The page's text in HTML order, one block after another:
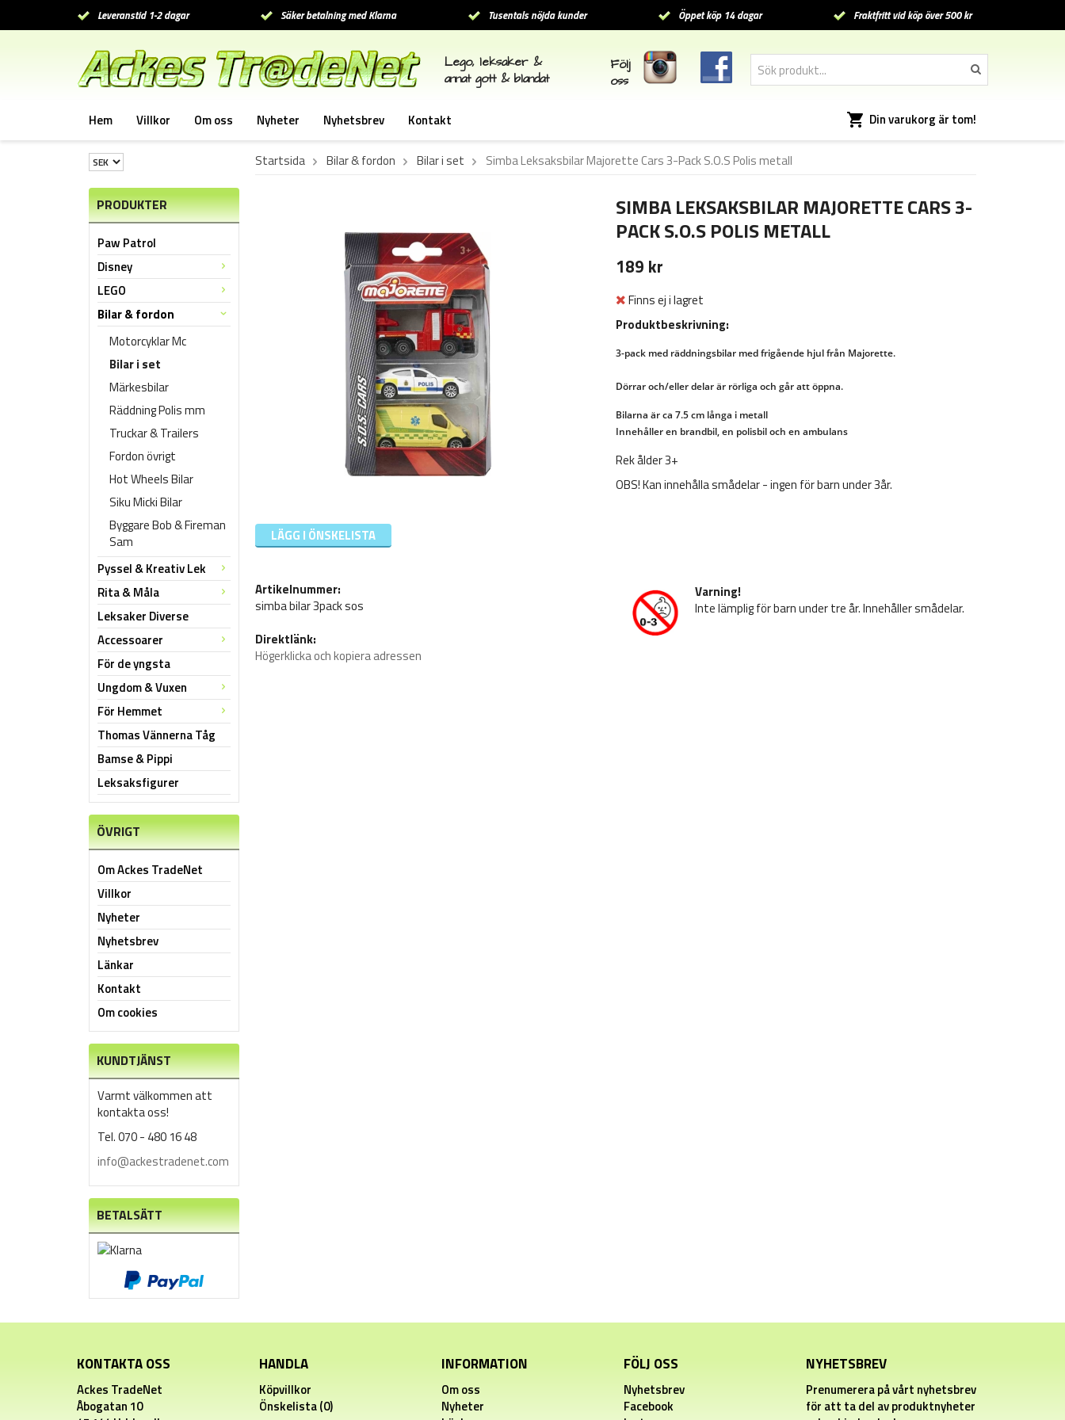
Leveranstid 1-2 dagar Säker betalning med Klarna Tusentals nöjda kunder Öppet köp 14 dagar Fraktfritt vid köp över 500 kr
Lego, leksaker &
annat gott & blandat
Följ
oss
Hem Villkor Om oss Nyheter Nyhetsbrev Kontakt Din varukorg är tom!
PRODUKTER
Paw Patrol
Disney
LEGO
Bilar & fordon
Motorcyklar Mc
Bilar i set
Märkesbilar
Räddning Polis mm
Truckar & Trailers
Fordon övrigt
Hot Wheels Bilar
Siku Micki Bilar
Byggare Bob & Fireman
Sam
Pyssel & Kreativ Lek
Rita & Måla
Leksaker Diverse
Accessoarer
För de yngsta
Ungdom & Vuxen
För Hemmet
Thomas Vännerna Tåg
Bamse & Pippi
Leksaksfigurer
ÖVRIGT
Om Ackes TradeNet
Villkor
Nyheter
Nyhetsbrev
Länkar
Kontakt
Om cookies
KUNDTJÄNST
Varmt välkommen att
kontakta oss!
Tel. 070 - 480 16 48
info@ackestradenet.com
BETALSÄTT
Startsida Bilar & fordon Bilar i set Simba Leksaksbilar Majorette Cars 3-Pack S.O.S Polis metall
SIMBA LEKSAKSBILAR MAJORETTE CARS 3-
PACK S.O.S POLIS METALL
189 kr
Finns ej i lagret
Produktbeskrivning:
3-pack med räddningsbilar med frigående hjul från Majorette.
Bilarna är ca 7.5 cm långa i metall
Innehåller en brandbil, en polisbil och en ambulans
Rek ålder 3+
OBS! Kan innehålla smådelar - ingen för barn under 3år.
Varning!
Inte lämplig för barn under tre år. Innehåller smådelar.
LÄGG I ÖNSKELISTA
Artikelnummer:
simba bilar 3pack sos
Direktlänk:
Högerklicka och kopiera adressen
KONTAKTA OSS
Ackes TradeNet
Åbogatan 10
HANDLA
Köpvillkor
Önskelista (0)
INFORMATION
Om oss
Nyheter
FÖLJ OSS
Nyhetsbrev
Facebook
NYHETSBREV
Prenumerera på vårt nyhetsbrev
för att ta del av produktnyheter